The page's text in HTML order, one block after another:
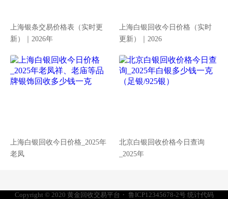
上海银条交易价格表（实时更
新）｜2026年
上海白银回收今日价格（实时
更新）｜2026
上海白银回收今日价格_2025年
老凤
北京白银回收价格今日查询
_2025年
Copyright © 2020 黄金回收交易平台 ・ 鲁ICP12345678-2号 统计代码